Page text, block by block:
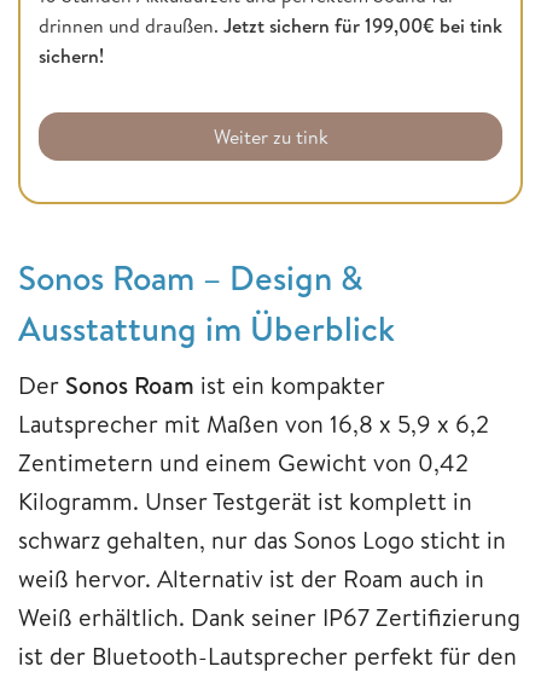
drinnen und draußen. Jetzt sichern für 199,00€ bei tink
sichern!
Weiter zu tink
Sonos Roam – Design &
Ausstattung im Überblick
Der Sonos Roam ist ein kompakter
Lautsprecher mit Maßen von 16,8 x 5,9 x 6,2
Zentimetern und einem Gewicht von 0,42
Kilogramm. Unser Testgerät ist komplett in
schwarz gehalten, nur das Sonos Logo sticht in
weiß hervor. Alternativ ist der Roam auch in
Weiß erhältlich. Dank seiner IP67 Zertifizierung
ist der Bluetooth-Lautsprecher perfekt für den